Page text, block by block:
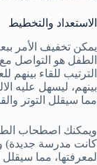
الاستعداد والتخطيط
يمكن تخفيف الأمر
الطفل هو التواصل
الترتيب للقاء بينهم
بينهم، ليسهل عليه
مما سيقلل التوتر
ويمكنك اصطحاب
كانت مدرسة جديدة)
لمعرفتها، مما سيقلل